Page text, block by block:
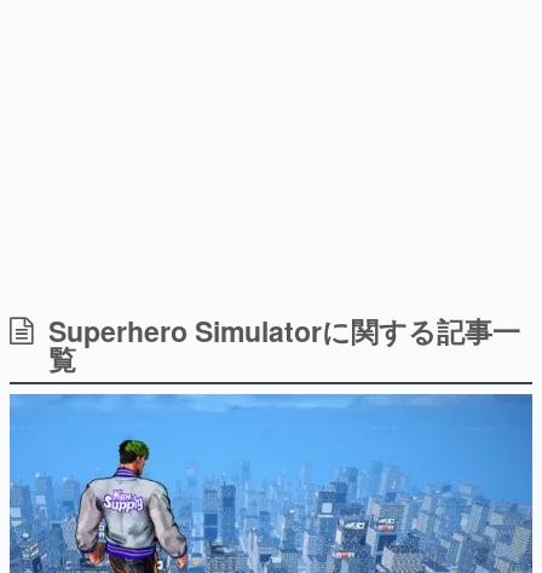
日本のモバイルゲーム史における主要なトピック・タイト
ルを網羅するほか、開発者へのインタビューや識者による
解説を掲載。約20年の歴史が一望できる決定版！
若ゲのいたり〜ゲームクリエイターの青春〜
『うつヌケ』『ペンと箸』等で知られるマンガ家・田中圭
なんでゲームは面白い？
ゲーム開発者・hamatsu氏がゲームの魅力を画面や操作の
具体的な形から解き明かしていく、硬派で骨太な評論連載
です。